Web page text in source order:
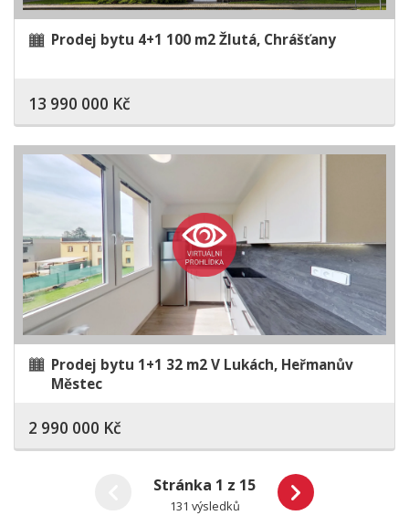
Prodej bytu 4+1 100 m2 Žlutá, Chrášťany
13 990 000 Kč
Prodej bytu 1+1 32 m2 V Lukách, Heřmanův
Městec
2 990 000 Kč
Stránka 1 z 15
131 výsledků